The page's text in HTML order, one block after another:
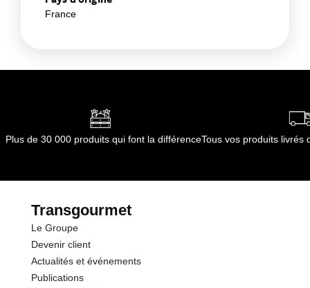
France
Plus de 30 000 produits qui font la différenceTous vos produits livrés
Transgourmet
Le Groupe
Devenir client
Actualités et événements
Publications